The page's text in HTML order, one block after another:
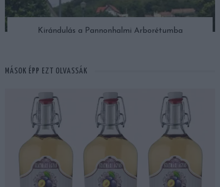
Kirándulás a Pannonhalmi Arborétumba
MÁSOK ÉPP EZT OLVASSÁK